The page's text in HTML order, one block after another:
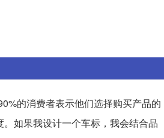
的消费者表示他们选择购买产品的
如果我设计一个车标，我会结合品